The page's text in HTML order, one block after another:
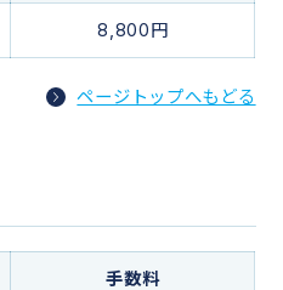
8,800円
ページトップへもどる
手数料